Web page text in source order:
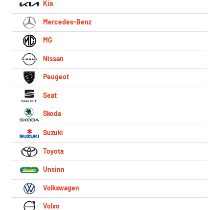
Kia
Mercedes-Benz
MG
Nissan
Peugeot
Seat
Skoda
Suzuki
Toyota
Unsinn
Volkswagen
Volvo